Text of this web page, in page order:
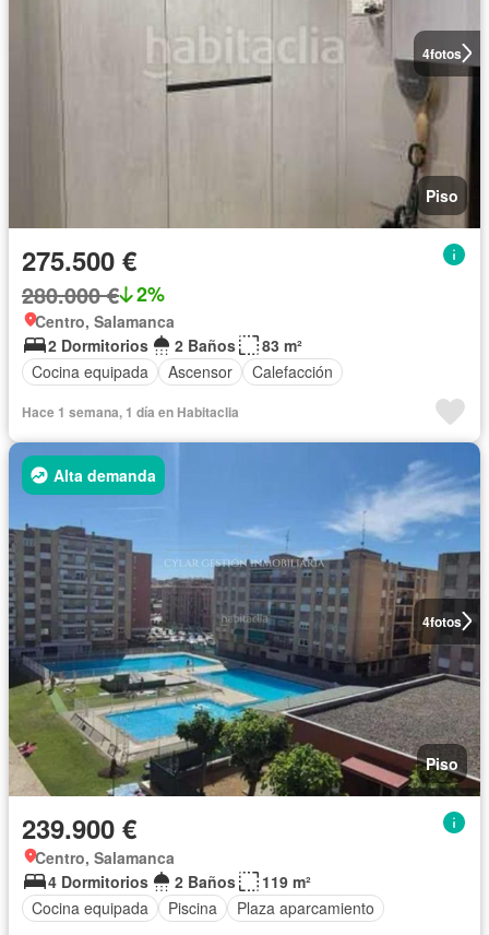
4fotos
Piso
275.500 €
280.000 € 2%
Centro, Salamanca
2 Dormitorios
2 Baños
83 m²
Cocina equipada
Ascensor Calefacción
Hace 1 semana, 1 día en Habitaclia
4fotos
Alta demanda
Piso
239.900 €
Centro, Salamanca
4 Dormitorios
2 Baños
119 m²
Cocina equipada
Piscina Plaza aparcamiento